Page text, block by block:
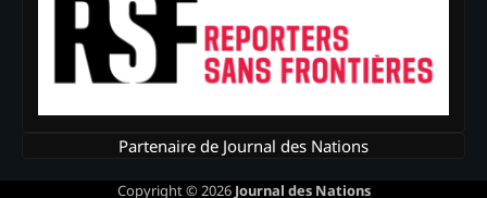
Partenaire de Journal des Nations
Copyright © 2026 Journal des Nations